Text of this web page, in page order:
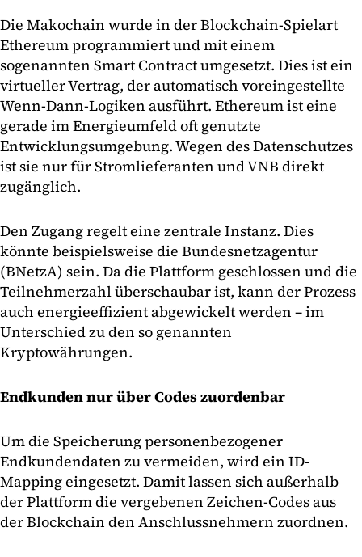
Die Makochain wurde in der Blockchain-Spielart
Ethereum programmiert und mit einem
sogenannten Smart Contract umgesetzt. Dies ist ein
virtueller Vertrag, der automatisch voreingestellte
Wenn-Dann-Logiken ausführt. Ethereum ist eine
gerade im Energieumfeld oft genutzte
Entwicklungsumgebung. Wegen des Datenschutzes
ist sie nur für Stromlieferanten und VNB direkt
zugänglich.
Den Zugang regelt eine zentrale Instanz. Dies
könnte beispielsweise die Bundesnetzagentur
(BNetzA) sein. Da die Plattform geschlossen und die
Teilnehmerzahl überschaubar ist, kann der Prozess
auch energieeffizient abgewickelt werden – im
Unterschied zu den so genannten
Kryptowährungen.
Endkunden nur über Codes zuordenbar
Um die Speicherung personenbezogener
Endkundendaten zu vermeiden, wird ein ID-
Mapping eingesetzt. Damit lassen sich außerhalb
der Plattform die vergebenen Zeichen-Codes aus
der Blockchain den Anschlussnehmern zuordnen.